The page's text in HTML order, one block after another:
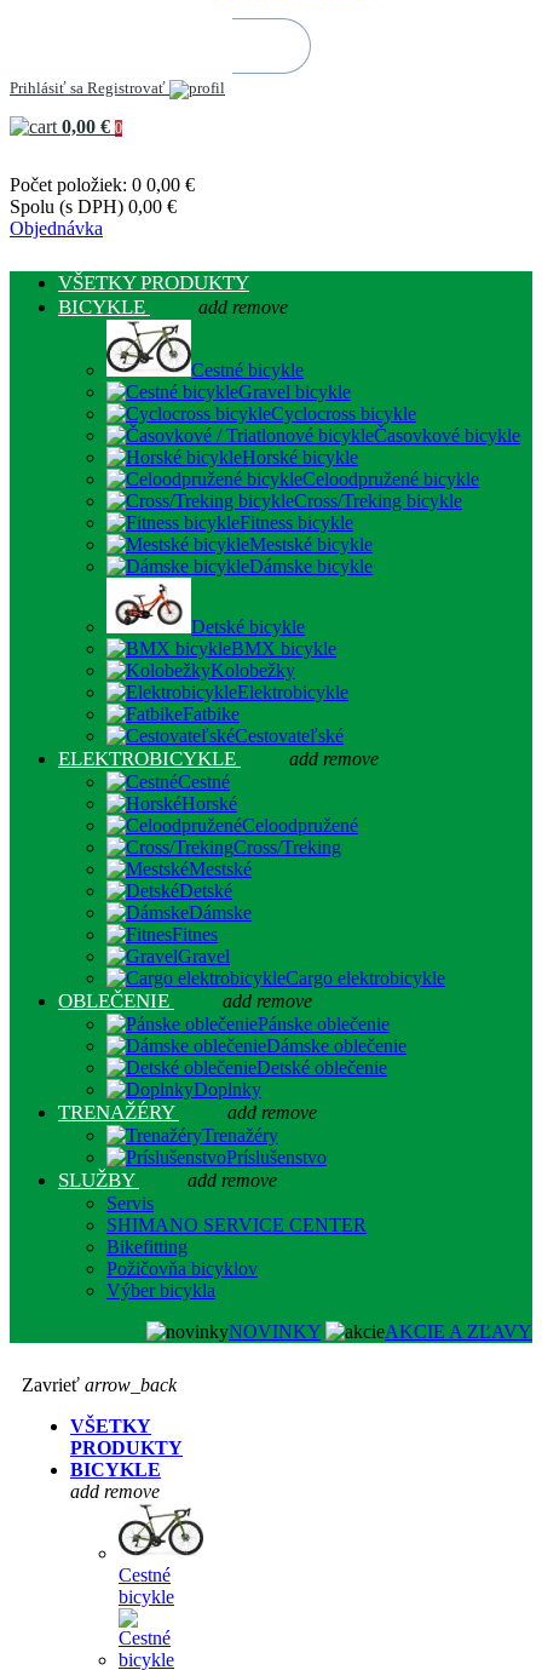
Prihlásiť sa Registrovať
0,00 € 0
Počet položiek: 0 0,00 €
Spolu (s DPH) 0,00 €
Objednávka
VŠETKY PRODUKTY
BICYKLE
add remove
Cestné bicykle
Gravel bicykle
Cyclocross bicykle
Časovkové bicykle
Horské bicykle
Celoodpružené bicykle
Cross/Treking bicykle
Fitness bicykle
Mestské bicykle
Dámske bicykle
Detské bicykle
BMX bicykle
Kolobežky
Elektrobicykle
Fatbike
Cestovateľské
ELEKTROBICYKLE add remove
Cestné
Horské
Celoodpružené
Cross/Treking
Mestské
Detské
Dámske
Fitnes
Gravel
Cargo elektrobicykle
OBLEČENIE add remove
Pánske oblečenie
Dámske oblečenie
Detské oblečenie
Doplnky
TRENAŽÉRY add remove
Trenažéry
Príslušenstvo
SLUŽBY add remove
Servis
SHIMANO SERVICE CENTER
Bikefitting
Požičovňa bicyklov
Výber bicykla
NOVINKY
AKCIE A ZĽAVY
Zavrieť arrow_back
VŠETKY
PRODUKTY
BICYKLE
add remove
Cestné
bicykle